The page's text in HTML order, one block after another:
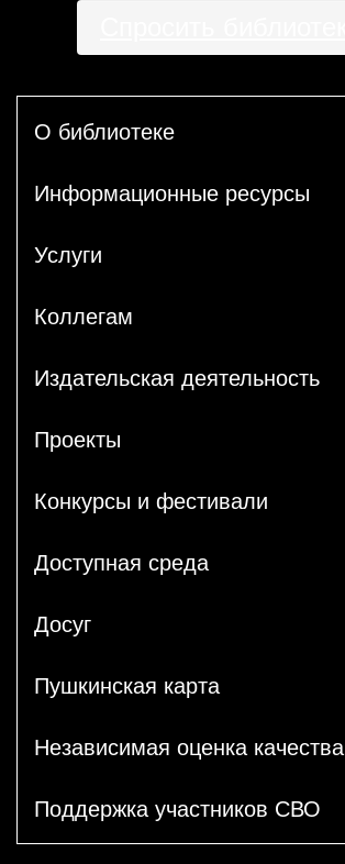
О библиотеке
Информационные ресурсы
Услуги
Коллегам
Издательская деятельность
Проекты
Конкурсы и фестивали
Доступная среда
Досуг
Пушкинская карта
Независимая оценка качества
Поддержка участников СВО